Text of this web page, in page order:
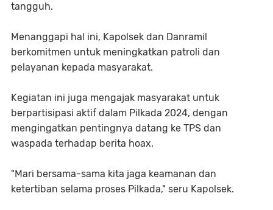
tangguh.
Menanggapi hal ini, Kapolsek dan Danramil
berkomitmen untuk meningkatkan patroli dan
pelayanan kepada masyarakat.
Kegiatan ini juga mengajak masyarakat untuk
berpartisipasi aktif dalam Pilkada 2024, dengan
mengingatkan pentingnya datang ke TPS dan
waspada terhadap berita hoax.
"Mari bersama-sama kita jaga keamanan dan
ketertiban selama proses Pilkada," seru Kapolsek.